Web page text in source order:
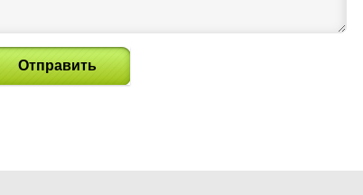
Отправить